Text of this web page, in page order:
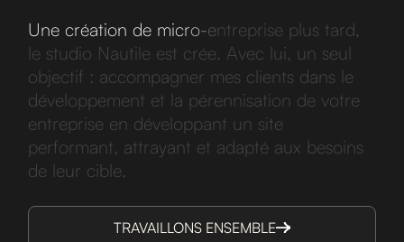
Une création de micro-entreprise p us tard,
e studio Nauti e est crée. Avec ui, un seu
objectif : accompagner mes c ients dans e
déve oppement et a pérennisation de votre
entreprise en déve oppant un site
performant, attrayant et adapté aux besoins
de eur cib e.
TRAVAILLONS ENSEMBLE